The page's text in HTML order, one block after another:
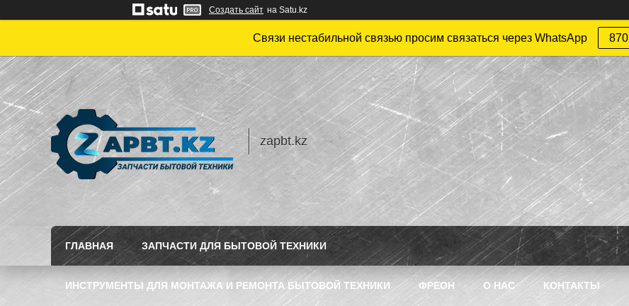
Создать сайт на Satu.kz
Связи нестабильной связью просим связаться через WhatsApp
zapbt.kz
ГЛАВНАЯ ЗАПЧАСТИ ДЛЯ БЫТОВОЙ ТЕХНИКИ
ИНСТРУМЕНТЫ ДЛЯ МОНТАЖА И РЕМОНТА БЫТОВОЙ ТЕХНИКИ ФРЕОН О НАС КОНТАКТЫ